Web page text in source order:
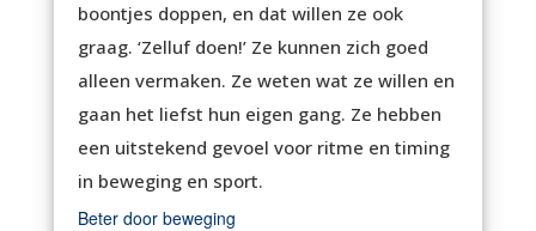
boontjes doppen, en dat willen ze ook
graag. ‘Zelluf doen!’ Ze kunnen zich goed
alleen vermaken. Ze weten wat ze willen en
gaan het liefst hun eigen gang. Ze hebben
een uitstekend gevoel voor ritme en timing
in beweging en sport.
Beter door beweging